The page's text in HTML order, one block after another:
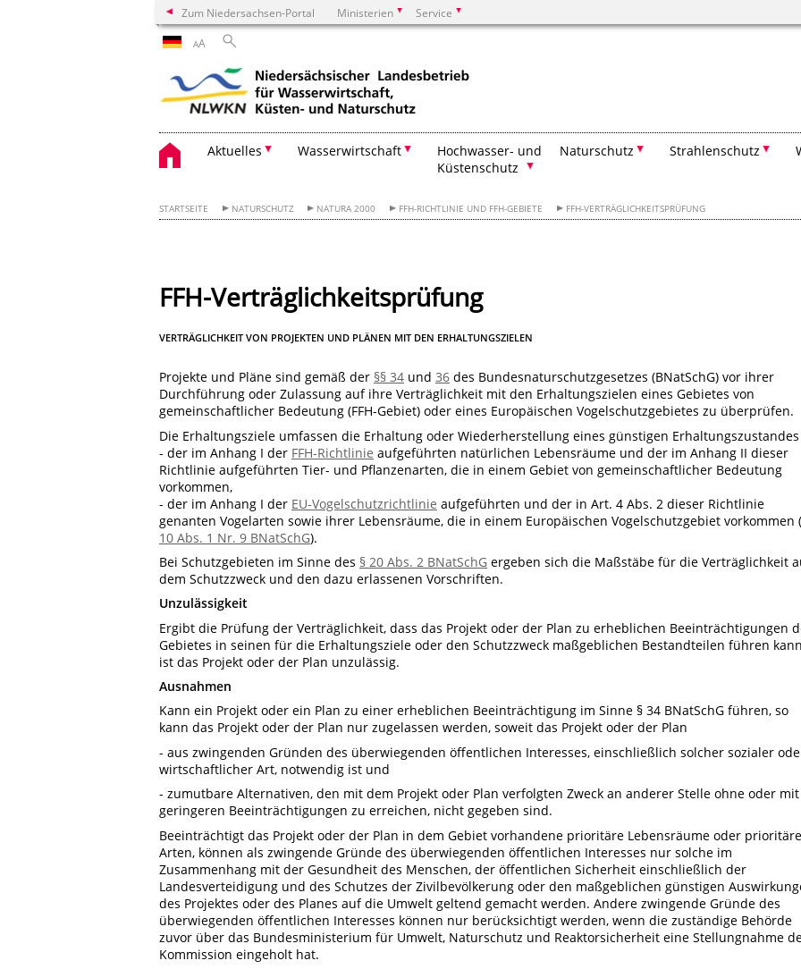
Zum Niedersachsen-Portal Ministerien Service
AA
Aktuelles Wasserwirtschaft
Hochwasser- und
Küstenschutz
Naturschutz Strahlenschutz
STARTSEITE NATURSCHUTZ NATURA 2000 FFH-RICHTLINIE UND FFH-GEBIETE FFH-VERTRÄGLICHKEITSPRÜFUNG
FFH-Verträglichkeitsprüfung
VERTRÄGLICHKEIT VON PROJEKTEN UND PLÄNEN MIT DEN ERHALTUNGSZIELEN
Projekte und Pläne sind gemäß der §§ 34 und 36 des Bundesnaturschutzgesetzes (BNatSchG) vor ihrer
Durchführung oder Zulassung auf ihre Verträglichkeit mit den Erhaltungszielen eines Gebietes von
gemeinschaftlicher Bedeutung (FFH-Gebiet) oder eines Europäischen Vogelschutzgebietes zu überprüfen.
Die Erhaltungsziele umfassen die Erhaltung oder Wiederherstellung eines günstigen Erhaltungszustandes
- der im Anhang I der FFH-Richtlinie aufgeführten natürlichen Lebensräume und der im Anhang II dieser
Richtlinie aufgeführten Tier- und Pflanzenarten, die in einem Gebiet von gemeinschaftlicher Bedeutung
vorkommen,
- der im Anhang I der EU-Vogelschutzrichtlinie aufgeführten und der in Art. 4 Abs. 2 dieser Richtlinie
genanten Vogelarten sowie ihrer Lebensräume, die in einem Europäischen Vogelschutzgebiet vorkommen (
10 Abs. 1 Nr. 9 BNatSchG).
Bei Schutzgebieten im Sinne des § 20 Abs. 2 BNatSchG ergeben sich die Maßstäbe für die Verträglichkeit
dem Schutzzweck und den dazu erlassenen Vorschriften.
Unzulässigkeit
Ergibt die Prüfung der Verträglichkeit, dass das Projekt oder der Plan zu erheblichen Beeinträchtigungen
Gebietes in seinen für die Erhaltungsziele oder den Schutzzweck maßgeblichen Bestandteilen führen
ist das Projekt oder der Plan unzulässig.
Ausnahmen
Kann ein Projekt oder ein Plan zu einer erheblichen Beeinträchtigung im Sinne § 34 BNatSchG führen, so
kann das Projekt oder der Plan nur zugelassen werden, soweit das Projekt oder der Plan
- aus zwingenden Gründen des überwiegenden öffentlichen Interesses, einschließlich solcher sozialer
wirtschaftlicher Art, notwendig ist und
- zumutbare Alternativen, den mit dem Projekt oder Plan verfolgten Zweck an anderer Stelle ohne oder mit
geringeren Beeinträchtigungen zu erreichen, nicht gegeben sind.
Beeinträchtigt das Projekt oder der Plan in dem Gebiet vorhandene prioritäre Lebensräume oder prioritäre
Arten, können als zwingende Gründe des überwiegenden öffentlichen Interesses nur solche im
Zusammenhang mit der Gesundheit des Menschen, der öffentlichen Sicherheit einschließlich der
Landesverteidigung und des Schutzes der Zivilbevölkerung oder den maßgeblichen günstigen
des Projektes oder des Planes auf die Umwelt geltend gemacht werden. Andere zwingende Gründe des
überwiegenden öffentlichen Interesses können nur berücksichtigt werden, wenn die zuständige Behörde
zuvor über das Bundesministerium für Umwelt, Naturschutz und Reaktorsicherheit eine Stellungnahme
Kommission eingeholt hat.